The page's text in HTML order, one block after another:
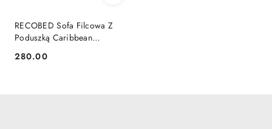
RECOBED Sofa Filcowa Z
Poduszką Caribbean
Cena:
280.00